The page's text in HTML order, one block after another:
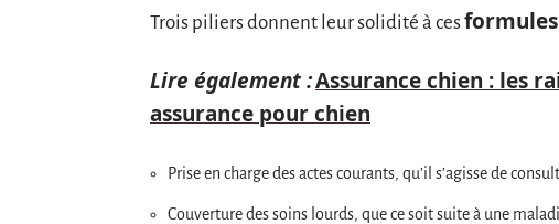
Trois piliers donnent leur solidité à cesformules
Lire également :Assurance chien : les
assurance pour chien
Prise en charge des actes courants, qu’il s’agisse de
Couverture des soins lourds, que ce soit suite à une